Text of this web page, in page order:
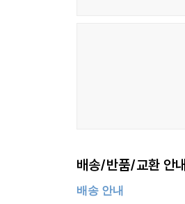
배송/반품/교환 안내
배송 안내